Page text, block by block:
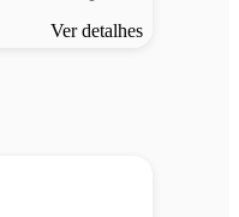
Ver detalhes